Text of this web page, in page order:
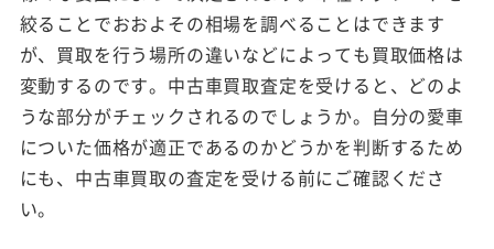
絞ることでおおよその相場を調べることはできます
が、買取を行う場所の違いなどによっても買取価格は
変動するのです。中古車買取査定を受けると、どのよ
うな部分がチェックされるのでしょうか。自分の愛車
についた価格が適正であるのかどうかを判断するため
にも、中古車買取の査定を受ける前にご確認くださ
い。